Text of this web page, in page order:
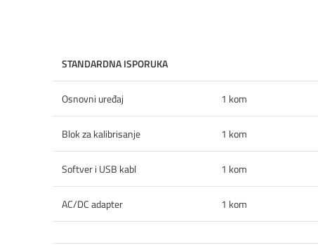
STANDARDNA ISPORUKA
Osnovni uređaj 1 kom
Blok za kalibrisanje 1 kom
Softver i USB kabl 1 kom
AC/DC adapter 1 kom